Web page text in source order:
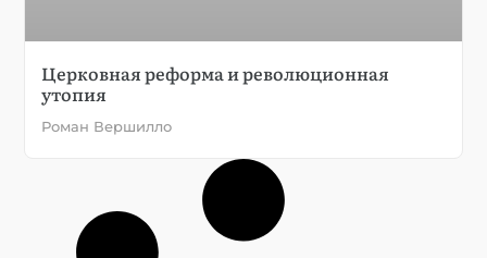
Церковная реформа и революционная
утопия
Роман Вершилло